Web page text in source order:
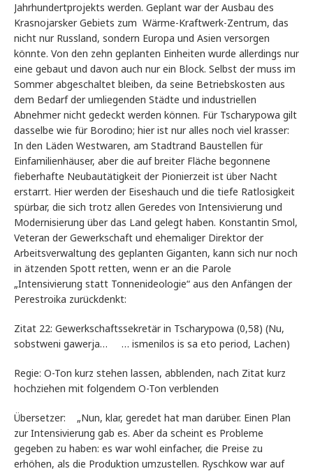
Jahrhundertprojekts werden. Geplant war der Ausbau des
Krasnojarsker Gebiets zum Wärme-Kraftwerk-Zentrum, das
nicht nur Russland, sondern Europa und Asien versorgen
könnte. Von den zehn geplanten Einheiten wurde allerdings nur
eine gebaut und davon auch nur ein Block. Selbst der muss im
Sommer abgeschaltet bleiben, da seine Betriebskosten aus
dem Bedarf der umliegenden Städte und industriellen
Abnehmer nicht gedeckt werden können. Für Tscharypowa gilt
dasselbe wie für Borodino; hier ist nur alles noch viel krasser:
In den Läden Westwaren, am Stadtrand Baustellen für
Einfamilienhäuser, aber die auf breiter Fläche begonnene
fieberhafte Neubautätigkeit der Pionierzeit ist über Nacht
erstarrt. Hier werden der Eiseshauch und die tiefe Ratlosigkeit
spürbar, die sich trotz allen Geredes von Intensivierung und
Modernisierung über das Land gelegt haben. Konstantin Smol,
Veteran der Gewerkschaft und ehemaliger Direktor der
Arbeitsverwaltung des geplanten Giganten, kann sich nur noch
in ätzenden Spott retten, wenn er an die Parole
„Intensivierung statt Tonnenideologie“ aus den Anfängen der
Perestroika zurückdenkt:
Zitat 22: Gewerkschaftssekretär in Tscharypowa (0,58) (Nu,
sobstweni gawerja… … ismenilos is sa eto period, Lachen)
Regie: O-Ton kurz stehen lassen, abblenden, nach Zitat kurz
hochziehen mit folgendem O-Ton verblenden
Übersetzer: „Nun, klar, geredet hat man darüber. Einen Plan
zur Intensivierung gab es. Aber da scheint es Probleme
gegeben zu haben: es war wohl einfacher, die Preise zu
erhöhen, als die Produktion umzustellen. Ryschkow war auf